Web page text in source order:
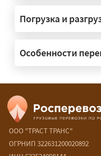
России?
межгородних
России (от
адреса до
Калининград и
500 кг.
Есть ли
Погрузка и
Особенности
ООО "ТРАСТ ТРАНС"
ОГРНИП 322631200020892